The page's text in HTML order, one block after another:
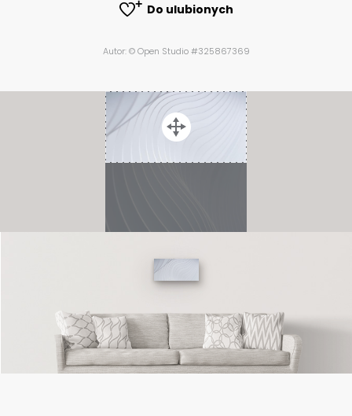
Do ulubionych
Autor: © Open Studio #325867369